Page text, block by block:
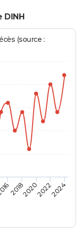
DINH
(source :
2018202020222024